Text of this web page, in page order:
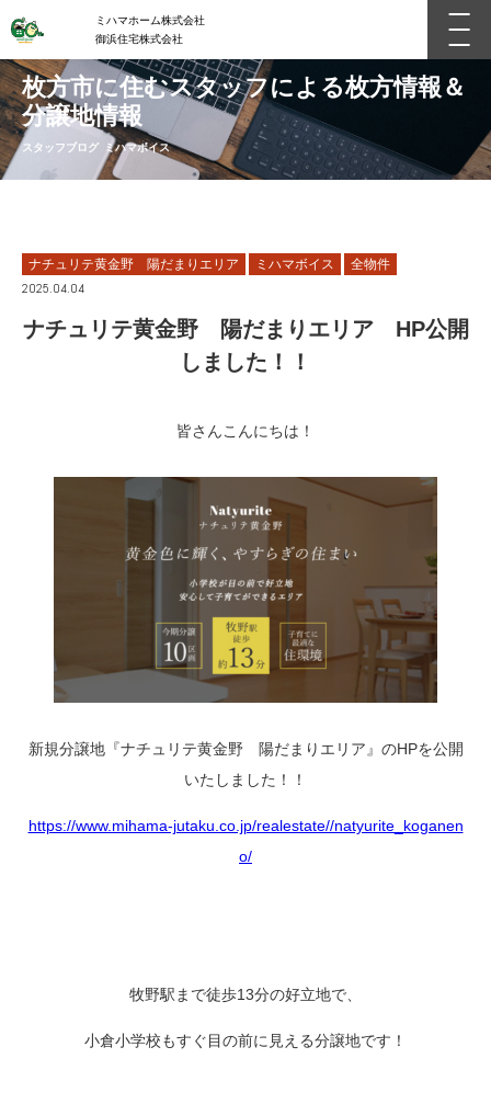
ミハマホーム株式会社
御浜住宅株式会社
枚方市に住むスタッフによる枚方情報＆
分譲地情報
スタッフブログ ミハマボイス
ナチュリテ黄金野 陽だまりエリア ミハマボイス 全物件
2025.04.04
ナチュリテ黄金野 陽だまりエリア HP公開
しました！！
皆さんこんにちは！
新規分譲地『ナチュリテ黄金野 陽だまりエリア』のHPを公開
いたしました！！
https://www.mihama-jutaku.co.jp/realestate//natyurite_koganen
o/
牧野駅まで徒歩13分の好立地で、
小倉小学校もすぐ目の前に見える分譲地です！